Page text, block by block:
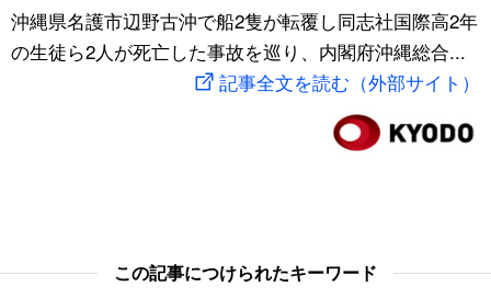
社会
スポーツ・東京2020
旅と暮らし
暮らし
沖縄県名護市辺野古沖で船2隻が転覆し同志社国際高2年
の生徒ら2人が死亡した事故を巡り、内閣府沖縄総合...
記事全文を読む（外部サイト）
この記事につけられたキーワード